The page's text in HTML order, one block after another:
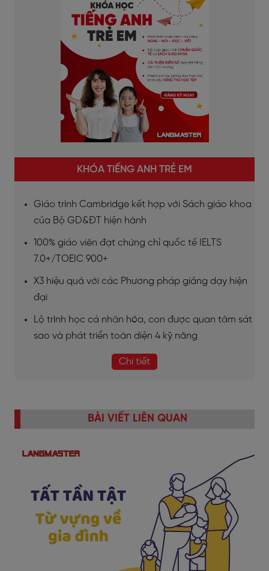
KHÓA TIẾNG ANH TRẺ EM
Giáo trình Cambridge kết hợp với Sách giáo khoa
của Bộ GD&ĐT hiện hành
100% giáo viên đạt chứng chỉ quốc tế IELTS
7.0+/TOEIC 900+
X3 hiệu quả với các Phương pháp giảng dạy hiện
đại
Lộ trình học cá nhân hóa, con được quan tâm sát
sao và phát triển toàn diện 4 kỹ năng
Chi tiết
BÀI VIẾT LIÊN QUAN